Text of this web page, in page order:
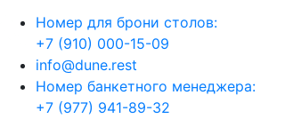
Номер для брони столов:
+7 (910) 000-15-09
info@dune.rest
Номер банкетного менеджера:
+7 (977) 941-89-32